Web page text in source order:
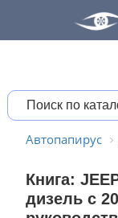
Автопапирус
Книга:
дизель с